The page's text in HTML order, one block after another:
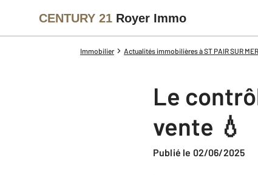
CENTURY 21 Royer Immo
Immobilier Actualités immobilières à ST PAIR SUR MER
Le
vente 💧
Publié le 02/06/2025